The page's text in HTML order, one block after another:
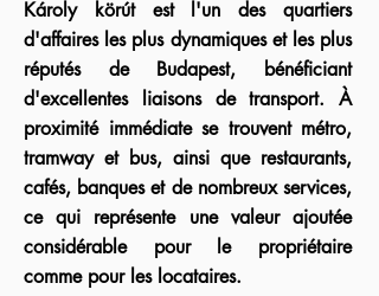
Károly körút est l'un des quartiers
d'affaires les plus dynamiques et les plus
réputés de Budapest, bénéficiant
d'excellentes liaisons de transport. À
proximité immédiate se trouvent métro,
tramway et bus, ainsi que restaurants,
cafés, banques et de nombreux services,
ce qui représente une valeur ajoutée
considérable pour le propriétaire
comme pour les locataires.